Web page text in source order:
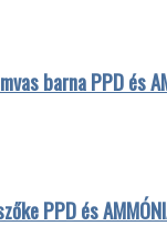
barna PPD és
PPD és